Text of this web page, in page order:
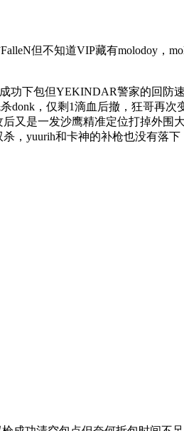
但不知道VIP藏有molodoy，
下包但YEKINDAR警家的回防
donk，仅剩1滴血后撤，狂哥再
又是一发沙鹰精准定位打掉外围
，yuurih和卡神的补枪也没有落